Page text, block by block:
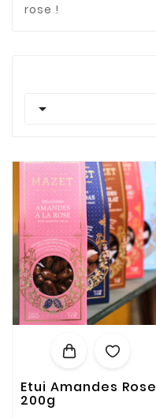
rose !

Etui Amandes Rose
200g